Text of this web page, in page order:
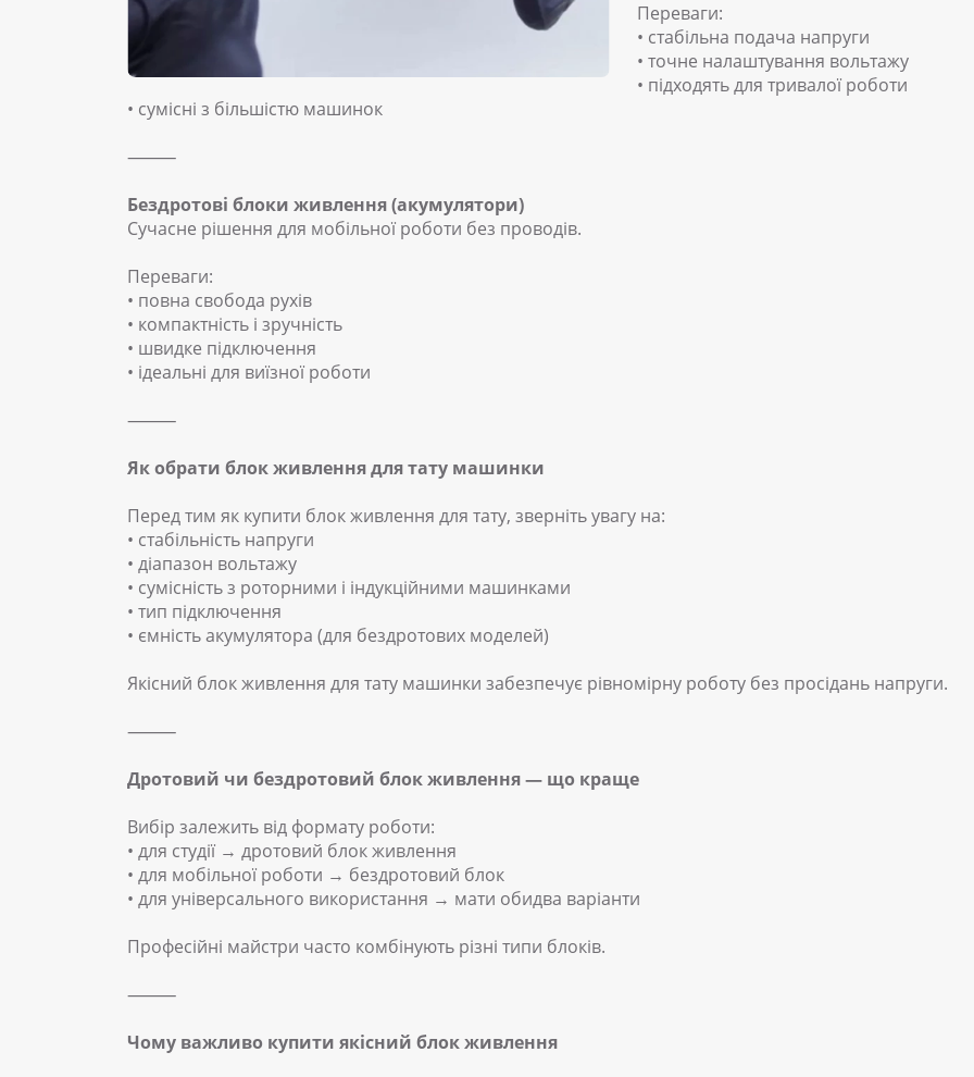
Переваги:
• стабільна подача напруги
• точне налаштування вольтажу
• підходять для тривалої роботи
• сумісні з більшістю машинок
⸻
Бездротові блоки живлення (акумулятори)
Сучасне рішення для мобільної роботи без проводів.
Переваги:
• повна свобода рухів
• компактність і зручність
• швидке підключення
• ідеальні для виїзної роботи
⸻
Як обрати блок живлення для тату машинки
Перед тим як купити блок живлення для тату, зверніть увагу на:
• стабільність напруги
• діапазон вольтажу
• сумісність з роторними і індукційними машинками
• тип підключення
• ємність акумулятора (для бездротових моделей)
Якісний блок живлення для тату машинки забезпечує рівномірну роботу без просідань напруги.
⸻
Дротовий чи бездротовий блок живлення — що краще
Вибір залежить від формату роботи:
• для студії → дротовий блок живлення
• для мобільної роботи → бездротовий блок
• для універсального використання → мати обидва варіанти
Професійні майстри часто комбінують різні типи блоків.
⸻
Чому важливо купити якісний блок живлення